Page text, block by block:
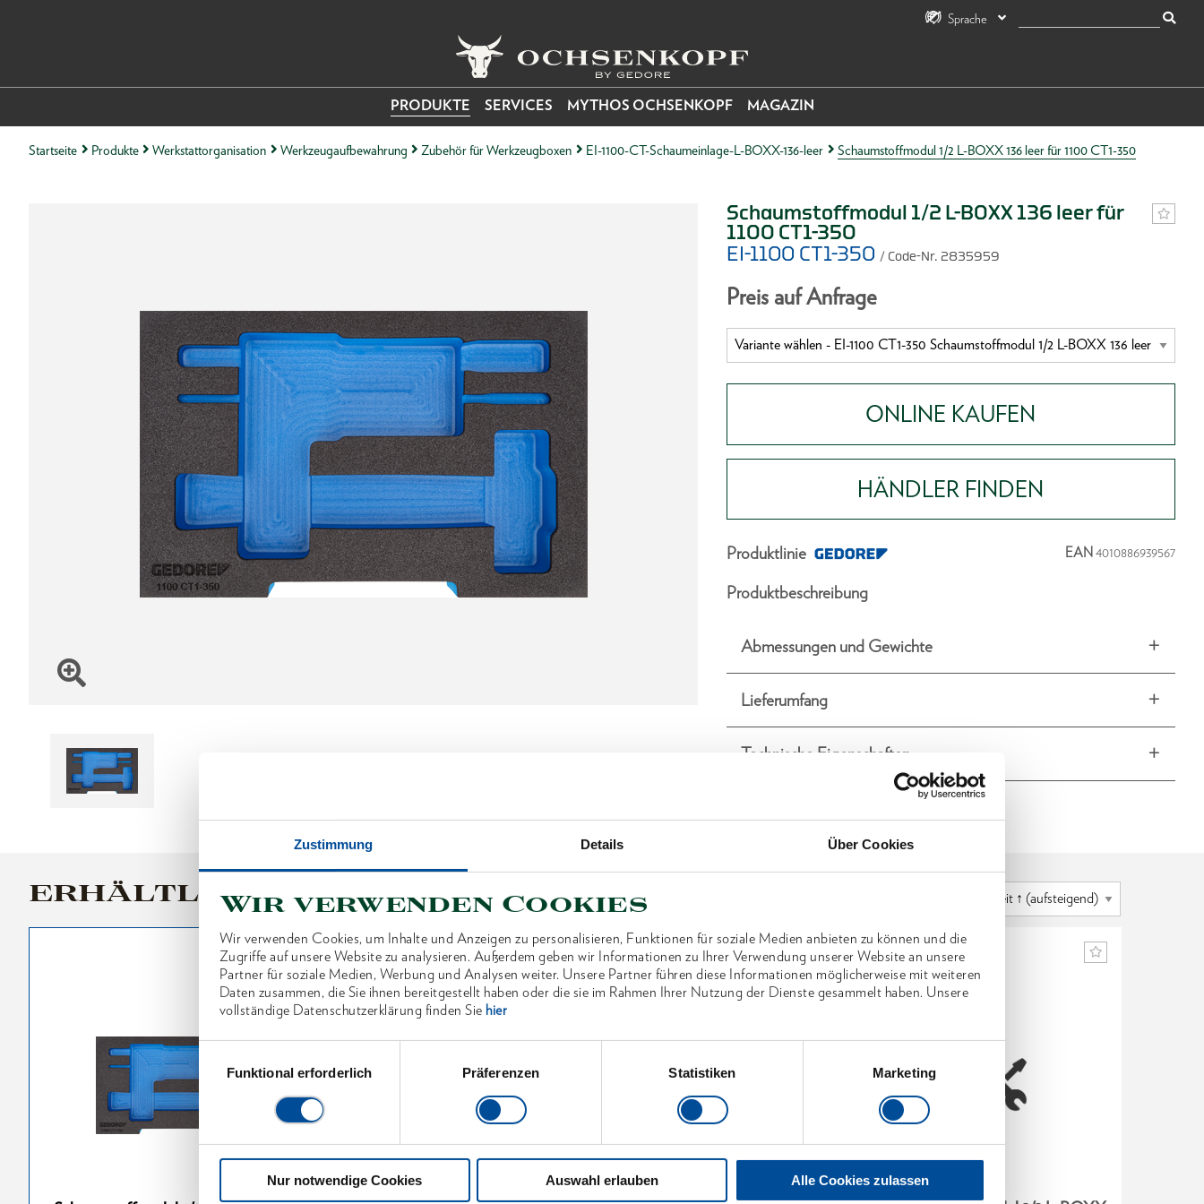
Zustimmung Details Über Cookies
Wir verwenden Cookies
Wir verwenden Cookies, um Inhalte und Anzeigen zu personalisieren, Funktionen für soziale Medien anbieten zu können und die
Zugriffe auf unsere Website zu analysieren. Außerdem geben wir Informationen zu Ihrer Verwendung unserer Website an unsere
Partner für soziale Medien, Werbung und Analysen weiter. Unsere Partner führen diese Informationen möglicherweise mit weiteren
Daten zusammen, die Sie ihnen bereitgestellt haben oder die sie im Rahmen Ihrer Nutzung der Dienste gesammelt haben. Unsere
vollständige Datenschutzerklärung finden Sie hier
Einwilligungsauswahl
Funktional erforderlich
Präferenzen Statistiken Marketing
Nur notwendige Cookies Auswahl erlauben Alle Cookies zulassen
Sprache
PRODUKTE SERVICES MYTHOS OCHSENKOPF MAGAZIN
Startseite Produkte Werkstattorganisation Werkzeugaufbewahrung Zubehör für Werkzeugboxen EI-1100-CT-Schaumeinlage-L-BOXX-136-leer Schaumstoffmodul 1/2 L-BOXX 136 leer für 1100 CT1-350
Schaumstoffmodul 1/2 L-BOXX 136 leer für
1100 CT1-350
EI-1100 CT1-350 / Code-Nr. 2835959
Preis auf Anfrage
ONLINE KAUFEN
HÄNDLER FINDEN
Produktlinie EAN4010886939567
Produktbeschreibung
Abmessungen und Gewichte
Lieferumfang
Technische Eigenschaften
ERHÄLTLICHE VARIANTEN